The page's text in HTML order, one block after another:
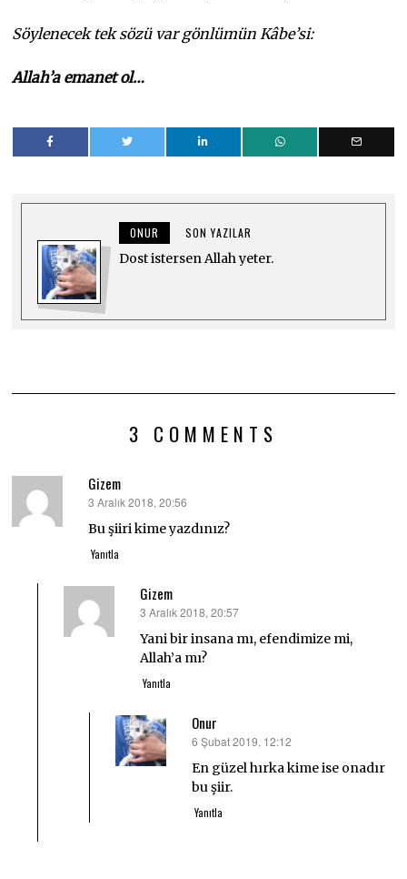
Söylenecek tek sözü var gönlümün Kâbe’si:
Allah’a emanet ol…
ONUR SON YAZILAR
Dost istersen Allah yeter.
3 COMMENTS
Gizem
dedi
ki:
3 Aralık 2018, 20:56
Bu şiiri kime yazdınız?
Yanıtla
Gizem
dedi
ki:
3 Aralık 2018, 20:57
Yani bir insana mı, efendimize mi,
Allah’a mı?
Yanıtla
Onur
dedi
ki:
6 Şubat 2019, 12:12
En güzel hırka kime ise onadır
bu şiir.
Yanıtla